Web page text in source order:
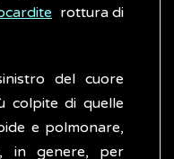
rottura di
del cuore
colpite di quelle
e polmonare,
in genere, per